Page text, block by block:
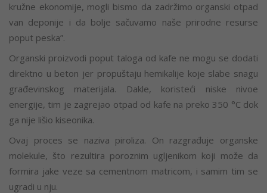
kružne ekonomije, mogli bismo da zadržimo organski otpad
van deponije i da bolje sačuvamo naše prirodne resurse
poput peska”.
Organski proizvodi poput taloga od kafe ne mogu se dodati
direktno u beton jer propuštaju hemikalije koje slabe snagu
građevinskog materijala. Dakle, koristeći niske nivoe
energije, tim je zagrejao otpad od kafe na preko 350 °C dok
ga nije lišio kiseonika.
Ovaj proces se naziva piroliza. On razgrađuje organske
molekule, što rezultira poroznim ugljenikom koji može da
formira jake veze sa cementnom matricom, i samim tim se
ugradi u nju.